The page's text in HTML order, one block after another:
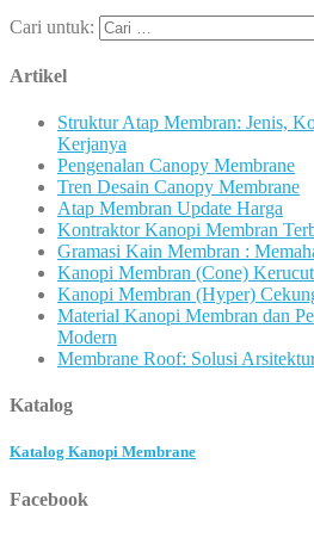
Cari untuk:
Artikel
Struktur Atap Membran: Jenis,
Kerjanya
Pengenalan Canopy Membrane
Tren Desain Canopy Membrane
Atap Membran Update Harga
Kontraktor Kanopi Membran
Gramasi Kain Membran :
Kanopi Membran (Cone)
Kanopi Membran (Hyper)
Material Kanopi Membran dan
Modern
Membrane Roof: Solusi
Katalog
Katalog Kanopi Membrane
Facebook